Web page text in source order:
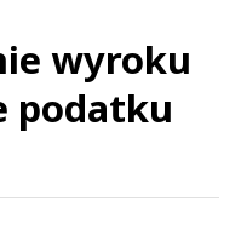
wyroku
podatku